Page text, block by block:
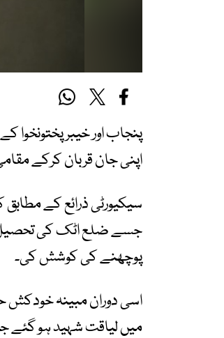
پنجاب اور
اپنی جان قربان کرکے
سیکیورٹی ذرائع کے
جسے ضلع اٹک کی تحصیل
پوچھنے کی کوشش کی۔
اسی دوران مبینہ خودکش
میں لیاقت شہید ہو گئے